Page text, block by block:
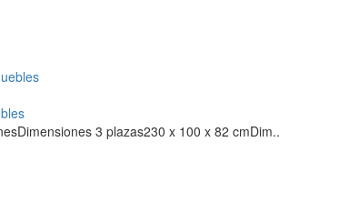
3 plazas230 x 100 x 82 cmDim..